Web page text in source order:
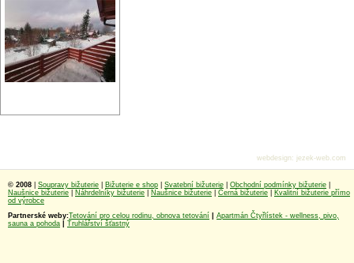
© 2008 Soupravy bižuterie Bižuterie e shop Svatební bižuterie Obchodní podmínky bižuterie
Naušnice bižuterie
Náhrdelníky bižuterie Naušnice bižuterie Černá bižuterie
Kvalitní bižuterie přímo
od výrobce
Partnerské weby:Tetování pro celou rodinu, obnova tetování
Apartmán Čtyřlístek - wellness, pivo,
sauna a pohoda
Truhlářství šťastný
webdesign: jezek-web.com